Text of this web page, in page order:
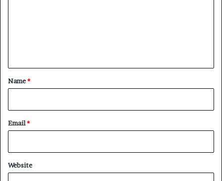
*
Name*
Email*
Website